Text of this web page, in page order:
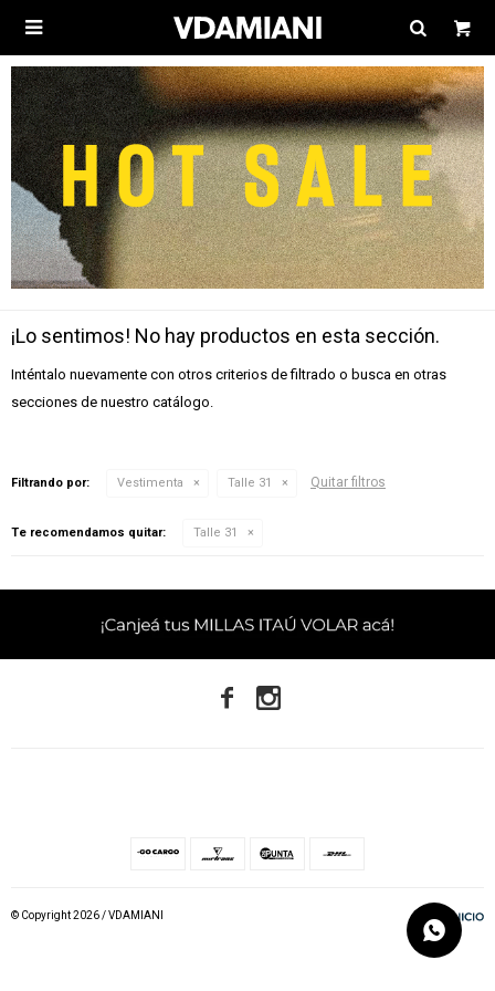

¡Lo sentimos! No hay productos en esta sección.
Inténtalo nuevamente con otros criterios de filtrado o busca en otras
secciones de nuestro catálogo.
Filtrando por: Vestimenta Talle 31 Quitar filtros
Te recomendamos quitar: Talle 31
 
© Copyright 2026 / VDAMIANI